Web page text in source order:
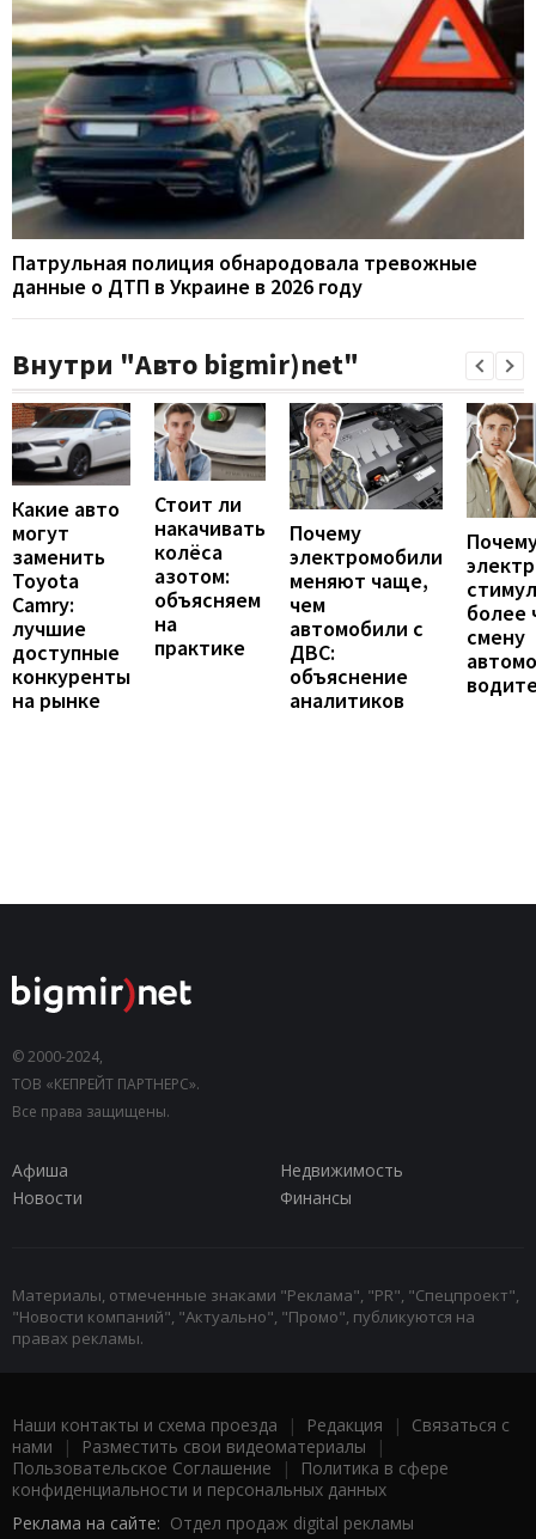
Патрульная полиция обнародовала тревожные
данные о ДТП в Украине в 2026 году
Внутри "Авто bigmir)net"
Какие авто
могут
заменить
Toyota
Camry:
лучшие
доступные
конкуренты
на рынке
Стоит ли
накачивать
колёса
азотом:
объясняем
на
практике
Почему
электромобили
меняют чаще,
чем
автомобили с
ДВС:
объяснение
аналитиков
более
смену
© 2000-2024,
ТОВ «КЕПРЕЙТ ПАРТНЕРС».
Все права защищены.
Афиша
Недвижимость
Новости
Финансы
Материалы, отмеченные знаками "Реклама", "PR", "Спецпроект",
"Новости компаний", "Актуально", "Промо", публикуются на
правах рекламы.
Наши контакты и схема проезда | Редакция | Связаться с
нами | Разместить свои видеоматериалы |
Пользовательское Соглашение |
Политика в сфере
конфиденциальности и персональных данных
Реклама на сайте: Отдел продаж digital рекламы